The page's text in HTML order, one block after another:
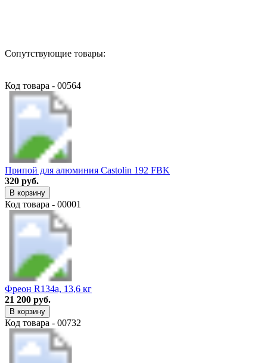
Сопутствующие товары:
Код товара - 00564
Припой для алюминия Castolin 192 FBK
320 руб.
В корзину
Код товара - 00001
Фреон R134a, 13,6 кг
21 200 руб.
В корзину
Код товара - 00732